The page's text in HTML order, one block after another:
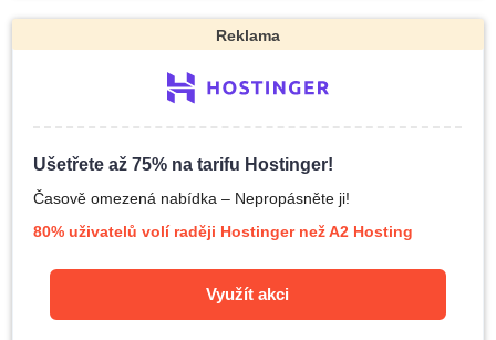
Reklama
Ušetřete až 75% na tarifu Hostinger!
Časově omezená nabídka – Nepropásněte ji!
80% uživatelů volí raději Hostinger než A2 Hosting
Využít akci